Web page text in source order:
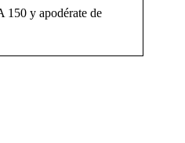
150 y apodérate de